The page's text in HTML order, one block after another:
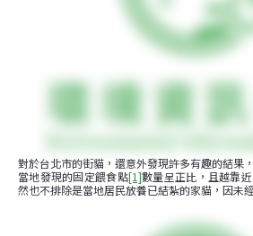
對於台北市的街貓，還意外發現許多有趣的結果
當地發現的固定餵食點[1]數量呈正比，且越靠
然也不排除是當地居民放養已結紮的家貓，因未